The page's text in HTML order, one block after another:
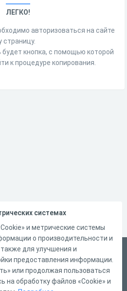
ЛЕГКО!
авторизоваться на сайте
страницу.
будет кнопка, с помощью которой
к процедуре копирования.
системах
и метрические системы
о производительности и
для улучшения и
предоставления информации.
или продолжая пользоваться
на обработку файлов «Cookie» и